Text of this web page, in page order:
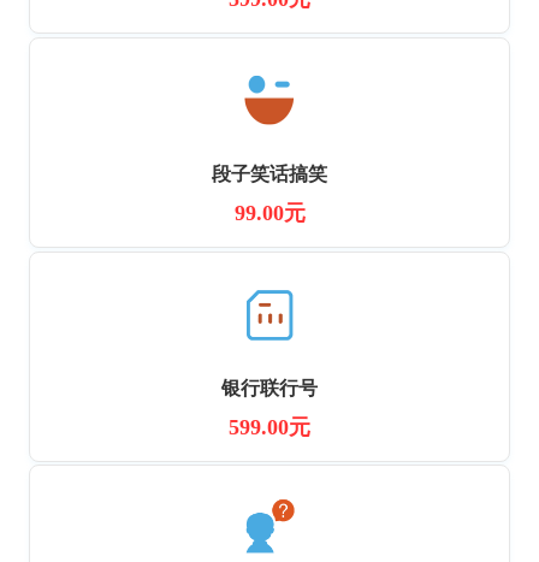
段子笑话搞笑
99.00元
银行联行号
599.00元